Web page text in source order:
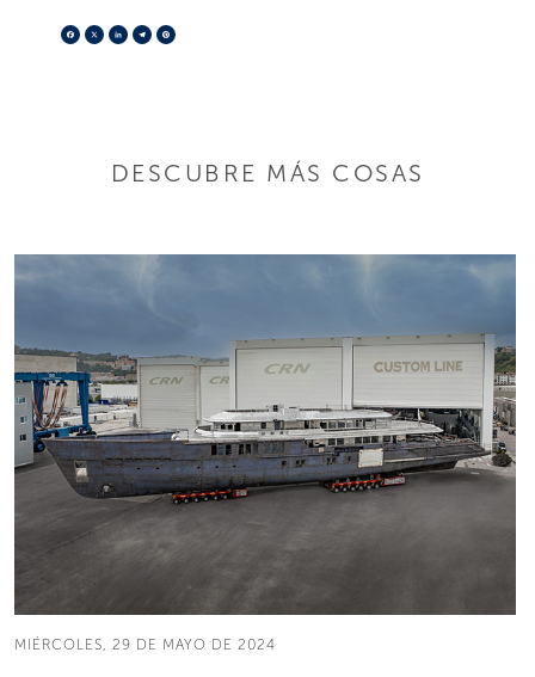
Facebook
X LinkedIn
Telegram
DESCUBRE MÁS COSAS
MIÉRCOLES, 29 DE MAYO DE 2024